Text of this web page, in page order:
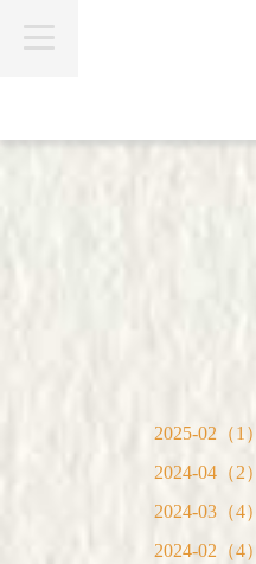
t
o
n
2025-02（1）
2024-04（2）
2024-03（4）
2024-02（4）